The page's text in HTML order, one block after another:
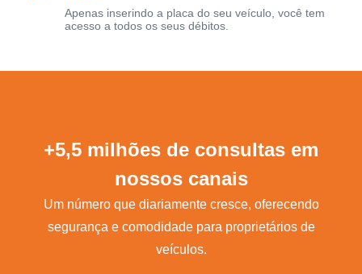
Apenas inserindo a placa do seu veículo, você tem
acesso a todos os seus débitos.
+5,5 milhões de consultas em
nossos canais
Um número que diariamente cresce, oferecendo
segurança e comodidade para proprietários de
veículos.